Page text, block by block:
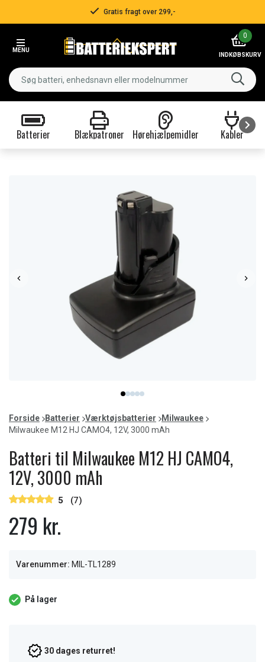
Gratis fragt over 299,-
MENU
0
INDKØBSKURV
Batterier Blækpatroner Hørehjælpemidler Kabler
item
0
item
1
item
2
item
3
item
4
of
5
Forside Batterier Værktøjsbatterier
Milwaukee
Milwaukee M12 HJ CAMO4, 12V, 3000 mAh
Batteri til Milwaukee M12 HJ CAMO4,
12V, 3000 mAh
5 (7)
279 kr.
Varenummer: MIL-TL1289
På lager
30 dages returret!